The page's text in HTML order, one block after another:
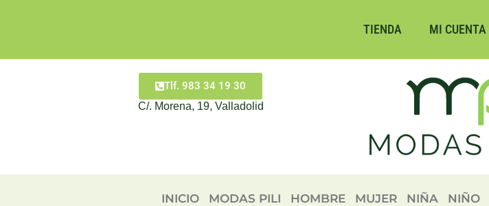
TIENDA MI CUENTA
Tlf. 983 34 19 30
C/. Morena, 19, Valladolid
INICIO MODAS PILI HOMBRE MUJER NIÑA NIÑO